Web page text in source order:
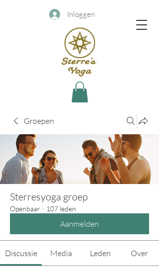
Inloggen
Groepen
Sterresyoga groep
Openbaar · 107 leden
Aanmelden
Discussie Media Leden Over